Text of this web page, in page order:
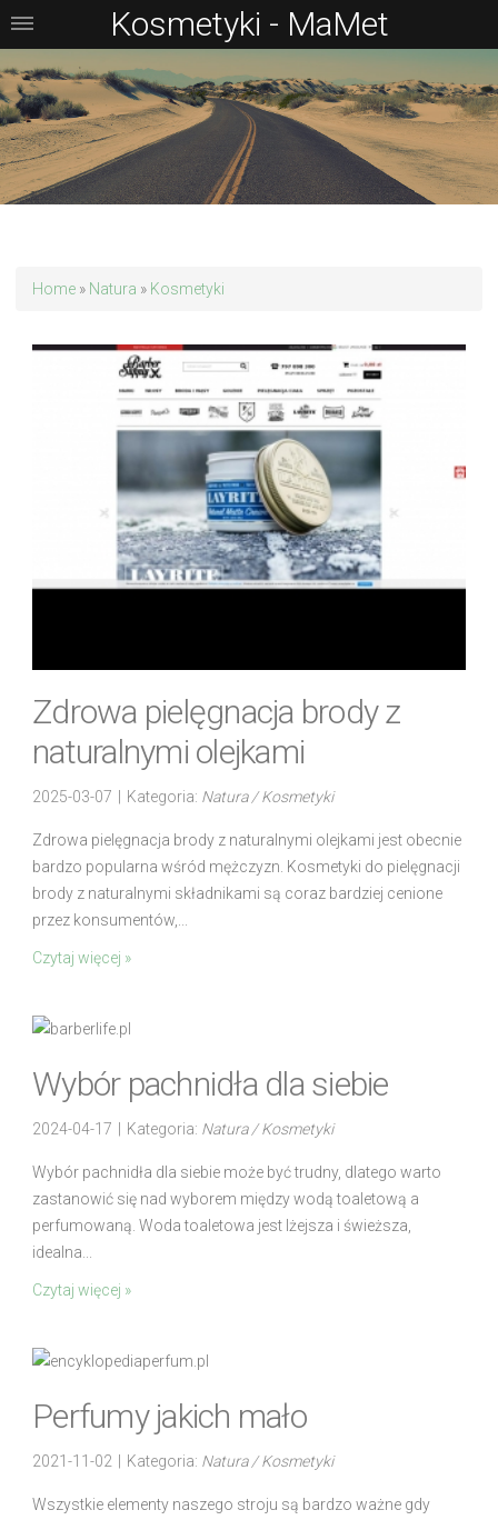
Home » Natura » Kosmetyki
Zdrowa pielęgnacja brody z
naturalnymi olejkami
2025-03-07 | Kategoria: Natura / Kosmetyki
Zdrowa pielęgnacja brody z naturalnymi olejkami jest obecnie
bardzo popularna wśród mężczyzn. Kosmetyki do pielęgnacji
brody z naturalnymi składnikami są coraz bardziej cenione
przez konsumentów,...
Czytaj więcej »
Wybór pachnidła dla siebie
2024-04-17 | Kategoria: Natura / Kosmetyki
Wybór pachnidła dla siebie może być trudny, dlatego warto
zastanowić się nad wyborem między wodą toaletową a
perfumowaną. Woda toaletowa jest lżejsza i świeższa,
idealna...
Czytaj więcej »
Perfumy jakich mało
2021-11-02 | Kategoria: Natura / Kosmetyki
Wszystkie elementy naszego stroju są bardzo ważne gdy
Kosmetyki - MaMet